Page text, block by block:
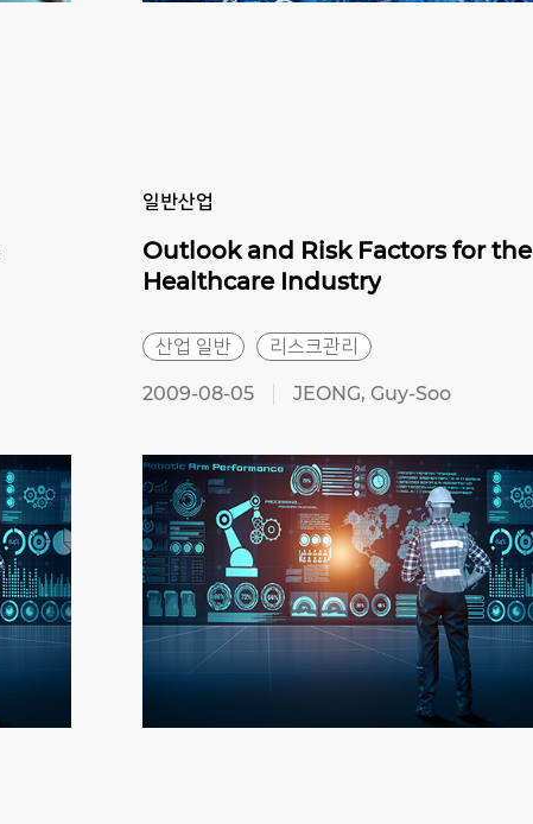
일반산업
Outlook and Risk Factors for the
Healthcare Industry
산업 일반 리스크관리
2009-08-05 JEONG, Guy-Soo